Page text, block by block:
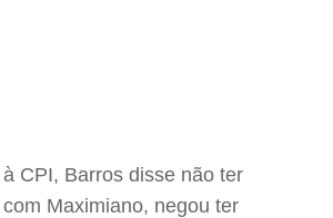
CPI, Barros disse não ter
Maximiano, negou ter